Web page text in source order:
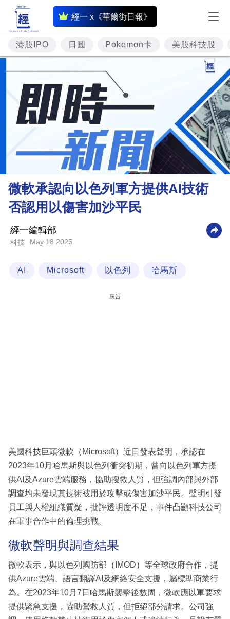
經一 x《華爾街日報》
即
時
財
經
專
題
投
資
樓
市
財
商
科
區
港股IPO 日圓 Pokemon卡 美股科技股
微軟承認向以色列軍方提供AI技術
否認用以傷害加沙平民
經一編輯部
科技 May 18 2025
AI Microsoft 以色列 哈馬斯
廣告
美國科技巨頭微軟（Microsoft）近日發表聲明，承認在
2023年10月哈馬斯與以色列衝突初期，曾向以色列軍方提
供AI及Azure雲端服務，協助搜救人質，但強調內部與外部
調查均未發現其技術被用於攻擊或傷害加沙平民。聲明引發
員工與人權組織質疑，批評透明度不足，事件凸顯科技公司
在軍事合作中的倫理挑戰。
微軟聲明與調查結果
微軟表示，與以色列國防部（IMOD）等全球政府合作，提
供Azure雲端、語言翻譯AI及網絡安全支援，屬標準商業行
為。在2023年10月7日哈馬斯襲擊後數周，微軟應以軍要求
提供緊急支援，協助營救人質，但拒絕部分請求。公司強